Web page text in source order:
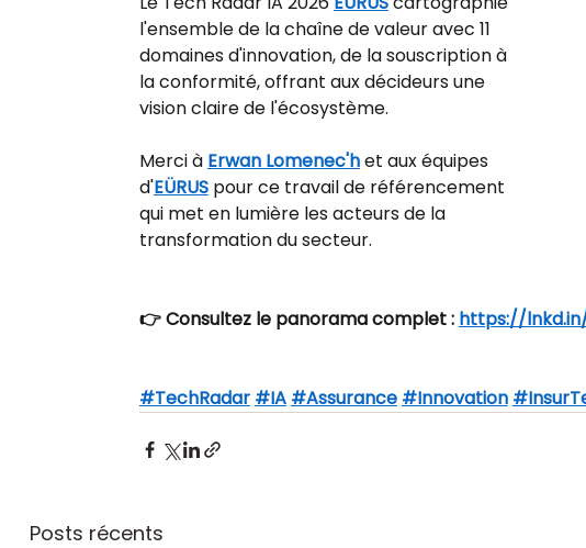
l'ensemble de la chaîne de valeur avec 11
domaines d'innovation, de la souscription à
la conformité, offrant aux décideurs une
vision claire de l'écosystème.
Merci à Erwan Lomenec'h et aux équipes
d'EÜRUS pour ce travail de référencement
qui met en lumière les acteurs de la
transformation du secteur.
👉 Consultez le panorama complet : https://
#TechRadar #IA #Assurance #Innovation
Posts récents